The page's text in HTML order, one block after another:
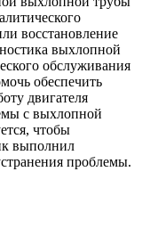
восстановление
выхлопной
обслуживания
обеспечить
двигателя
с выхлопной
чтобы
выполнил
проблемы.